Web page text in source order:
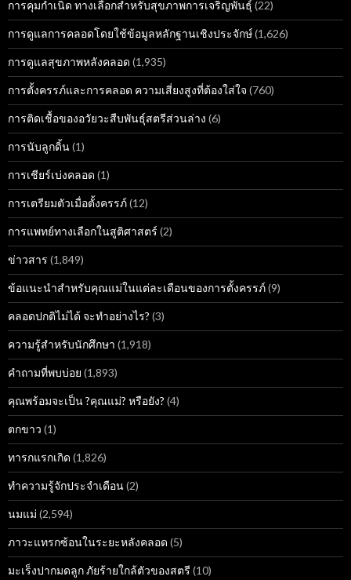
การคุมกำเนิด ทางเลือกสำหรับสุขภาพการเจริญพันธุ์ (22)
การดูแลการคลอดโดยใช้ข้อมูลหลักฐานเชิงประจักษ์(1,626)
การดูแลสุขภาพหลังคลอด (1,935)
การตั้งครรภ์และการคลอด ความเสี่ยงสูงที่ต้องใส่ใจ (760)
การติดเชื้อของอวัยวะสืบพันธุ์สตรีส่วนล่าง (6)
การนับลูกดิ้น(1)
การเชียร์เบ่งคลอด (1)
การเตรียมตัวเมื่อตั้งครรภ์(12)
การแพทย์ทางเลือกในสูติศาสตร์ (2)
ข่าวสาร (1,849)
ข้อแนะนำสำหรับคุณแม่ในแต่ละเดือนของการตั้งครรภ์(9)
คลอดปกติไม่ได้ จะทำอย่างไร? (3)
ความรู้สำหรับนักศึกษา (1,918)
คำถามที่พบบ่อย (1,893)
คุณพร้อมจะเป็น ?คุณแม่? หรือยัง? (4)
ตกขาว (1)
ทารกแรกเกิด (1,826)
ทำความรู้จักประจำเดือน(2)
นมแม่ (2,594)
ภาวะแทรกซ้อนในระยะหลังคลอด (5)
มะเร็งปากมดลูก ภัยร้ายใกล้ตัวของสตรี (10)